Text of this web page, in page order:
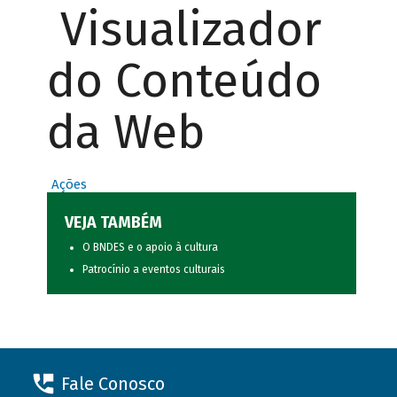
Visualizador
do Conteúdo
da Web
Ações
VEJA TAMBÉM
O BNDES e o apoio à cultura
Patrocínio a eventos culturais
Fale Conosco